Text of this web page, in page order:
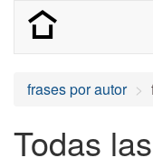
frases por autor
Todas